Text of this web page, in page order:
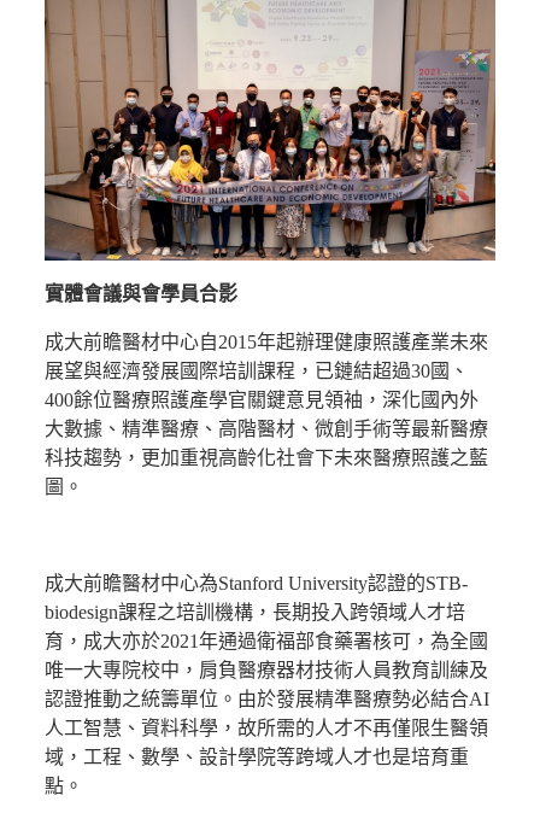
實體會議與會學員合影
成大前瞻醫材中心自2015年起辦理健康照護產業未來
展望與經濟發展國際培訓課程，已鏈結超過30國、
400餘位醫療照護產學官關鍵意見領袖，深化國內外
大數據、精準醫療、高階醫材、微創手術等最新醫療
科技趨勢，更加重視高齡化社會下未來醫療照護之藍
圖。
成大前瞻醫材中心為Stanford University認證的STB-
biodesign課程之培訓機構，長期投入跨領域人才培
育，成大亦於2021年通過衛福部食藥署核可，為全國
唯一大專院校中，肩負醫療器材技術人員教育訓練及
認證推動之統籌單位。由於發展精準醫療勢必結合AI
人工智慧、資料科學，故所需的人才不再僅限生醫領
域，工程、數學、設計學院等跨域人才也是培育重
點。